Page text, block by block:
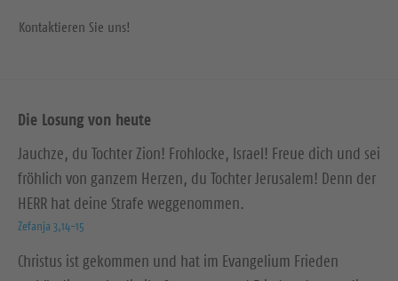
Kontaktieren Sie uns!
Die Losung von heute
Jauchze, du Tochter Zion! Frohlocke, Israel! Freue dich und sei
fröhlich von ganzem Herzen, du Tochter Jerusalem! Denn der
HERR hat deine Strafe weggenommen.
Zefanja 3,14-15
Christus ist gekommen und hat im Evangelium Frieden